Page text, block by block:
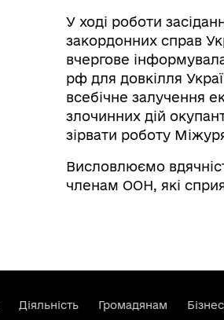
У ході роботи
закордонних справ
вчергове
рф для довкілля
всебічне залучення
злочинних дій
зірвати роботу
Висловлюємо
членам ООН, які
Діяльність Громадянам